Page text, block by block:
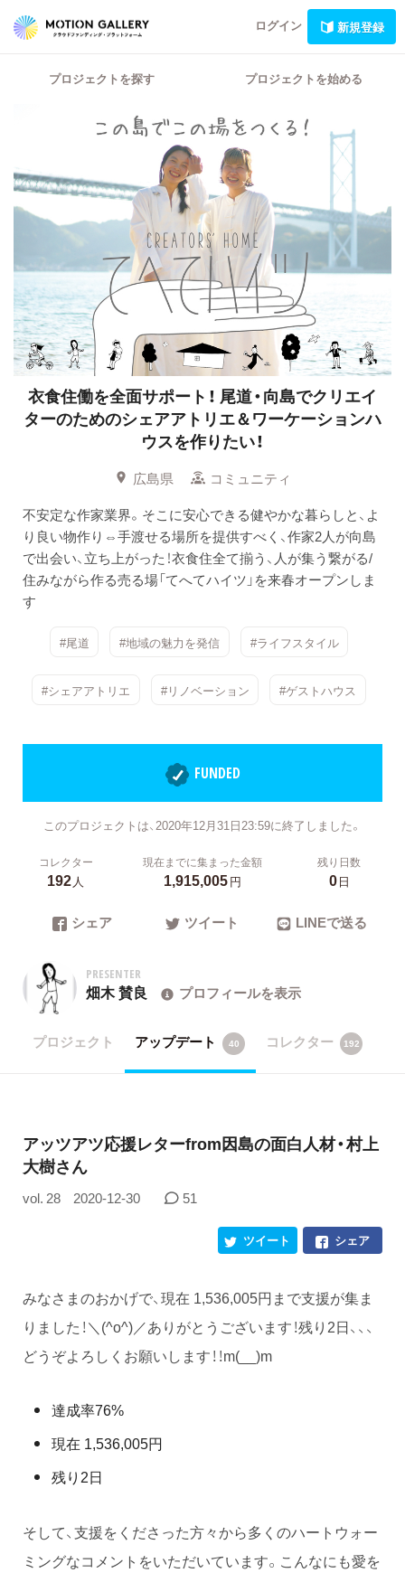
ログイン 新規登録
プロジェクトを探す プロジェクトを始める
衣食住働を全面サポート！ 尾道・向島でクリエイ
ターのためのシェアアトリエ＆ワーケーションハ
ウスを作りたい！
広島県
コミュニティ
不安定な作家業界。そこに安心できる健やかな暮らしと、よ
り良い物作り⇔手渡せる場所を提供すべく、作家2人が向島
で出会い、立ち上がった！衣食住全て揃う、人が集う繋がる/
住みながら作る売る場「てへてハイツ」を来春オープンしま
す
#尾道 #地域の魅力を発信 #ライフスタイル
#シェアアトリエ #リノベーション #ゲストハウス
FUNDED
このプロジェクトは、2020年12月31日23:59に終了しました。
コレクター
192人
現在までに集まった金額
1,915,005円
残り日数
0日
シェア ツイート LINEで送る
PRESENTER
畑木 賛良 プロフィールを表示
プロジェクト アップデート 40 コレクター 192
アッツアツ応援レターfrom因島の面白人材・村上
大樹さん
vol. 28 2020-12-30 51
シェア
ツイート
みなさまのおかげで、現在 1,536,005円まで支援が集ま
りました！＼(^o^)／ありがとうございます！残り2日、、、
どうぞよろしくお願いします！！m(__)m
達成率76%
現在 1,536,005円
残り2日
そして、支援をくださった方々から多くのハートウォー
ミングなコメントをいただいています。こんなにも愛を